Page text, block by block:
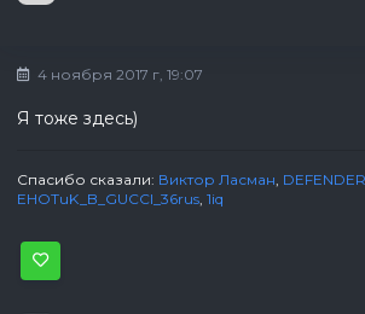
4 ноября 2017 г, 19:07
Я тоже здесь)
Спасибо сказали: Виктор Ласман, DEFENDER
EHOTuK_B_GUCCI_36rus, 1iq